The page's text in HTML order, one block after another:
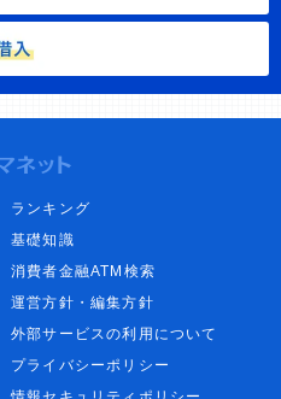
ランキング
基礎知識
消費者金融ATM検索
運営方針・編集方針
外部サービスの利用について
プライバシーポリシー